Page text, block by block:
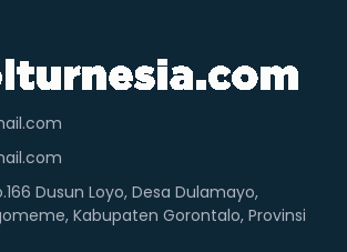
Dusun Loyo, Desa Dulamayo,
Kabupaten Gorontalo, Provinsi